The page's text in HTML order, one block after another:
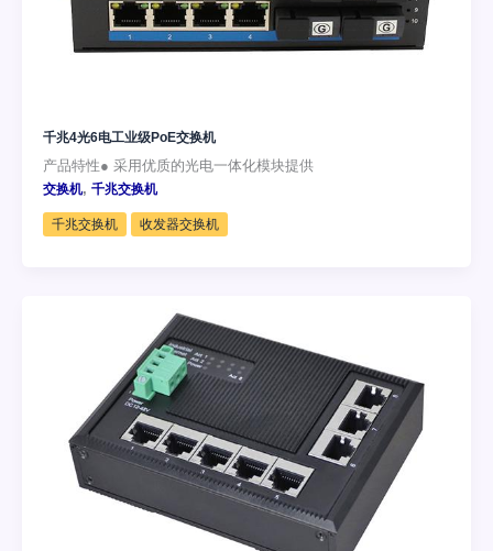
千兆4光6电工业级PoE交换机
产品特性● 采用优质的光电一体化模块提供
交换机, 千兆交换机
千兆交换机 收发器交换机